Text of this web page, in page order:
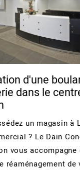
d'une
dans le
un magasin à
? Le Dain
vous accompagne
réaménagement de